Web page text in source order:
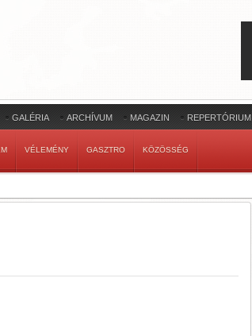
GALÉRIA ARCHÍVUM MAGAZIN REPERTÓRIUM
VÉLEMÉNY GASZTRO KÖZÖSSÉG